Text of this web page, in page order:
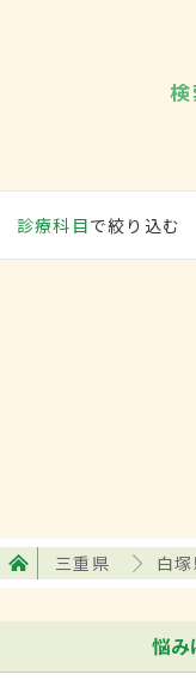
診療科目で絞り込む
三重県 白
悩み